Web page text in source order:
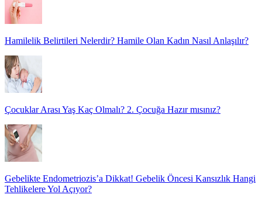
Hamilelik Belirtileri Nelerdir? Hamile Olan Kadın Nasıl Anlaşılır?
Çocuklar Arası Yaş Kaç Olmalı? 2. Çocuğa Hazır mısınız?
Gebelikte Endometriozis’a Dikkat! Gebelik Öncesi Kansızlık Hangi
Tehlikelere Yol Açıyor?